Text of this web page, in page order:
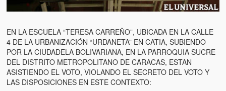
EN LA ESCUELA “TERESA CARREÑO”, UBICADA EN LA CALLE
4 DE LA URBANIZACIÓN “URDANETA” EN CATIA, SUBIENDO
POR LA CIUDADELA BOLIVARIANA, EN LA PARROQUIA SUCRE
DEL DISTRITO METROPOLITANO DE CARACAS, ESTAN
ASISTIENDO EL VOTO, VIOLANDO EL SECRETO DEL VOTO Y
LAS DISPOSICIONES EN ESTE CONTEXTO: